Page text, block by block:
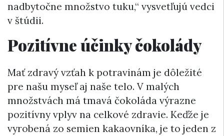
nadbytočne množstvo tuku,“ vysvetľujú vedci
v štúdii.
Pozitívne účinky čokolády
Mať zdravý vzťah k potravinám je dôležité
pre našu myseľ aj naše telo. V malých
množstvách má tmavá čokoláda výrazne
pozitívny vplyv na celkové zdravie. Keďže je
vyrobená zo semien kakaovníka, je to jeden z